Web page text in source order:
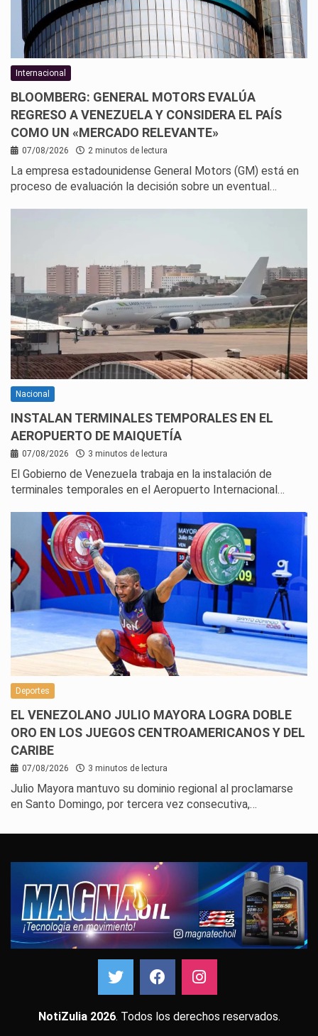
Internacional
BLOOMBERG: GENERAL MOTORS EVALÚA
REGRESO A VENEZUELA Y CONSIDERA EL PAÍS
COMO UN «MERCADO RELEVANTE»
07/08/2026 2 minutos de lectura
La empresa estadounidense General Motors (GM) está en
proceso de evaluación la decisión sobre un eventual…
Nacional
INSTALAN TERMINALES TEMPORALES EN EL
AEROPUERTO DE MAIQUETÍA
07/08/2026 3 minutos de lectura
El Gobierno de Venezuela trabaja en la instalación de
terminales temporales en el Aeropuerto Internacional…
Deportes
EL VENEZOLANO JULIO MAYORA LOGRA DOBLE
ORO EN LOS JUEGOS CENTROAMERICANOS Y DEL
CARIBE
07/08/2026 3 minutos de lectura
Julio Mayora mantuvo su dominio regional al proclamarse
en Santo Domingo, por tercera vez consecutiva,…
NotiZulia 2026. Todos los derechos reservados.